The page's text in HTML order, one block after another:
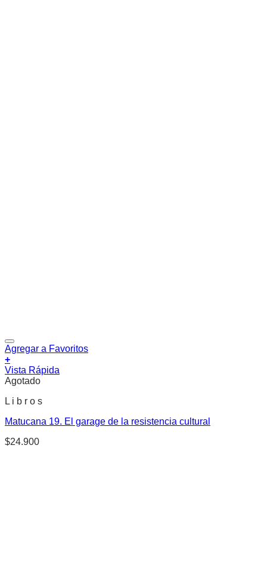
Agregar a Favoritos
+
Vista Rápida
Agotado
L i b r o s
Matucana 19. El garage de la resistencia cultural
$24.900